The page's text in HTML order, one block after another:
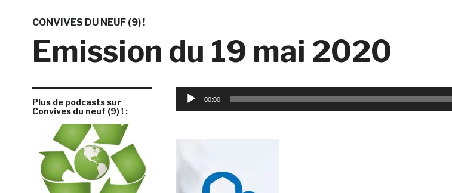
CONVIVES DU NEUF (9) !
Emission du 19 mai 2020
Plus de podcasts sur
Convives du neuf (9) ! :
Lecteur
audio
00:00